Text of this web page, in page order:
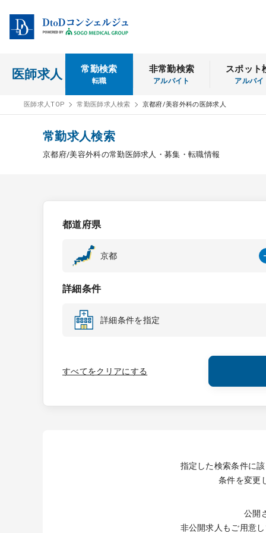
医師求人 常勤検索
転職
非常勤検索
アルバイト
スポット
アルバイ
医師求人TOP 常勤医師求人検索 京都府/美容外科の医師求人
常勤求人検索
京都府/美容外科の常勤医師求人・募集・転職情報
都道府県
京都
詳細条件
詳細条件を指定
すべてをクリアにする
指定した検索条件に
条件を変更
公開
非公開求人もご用意